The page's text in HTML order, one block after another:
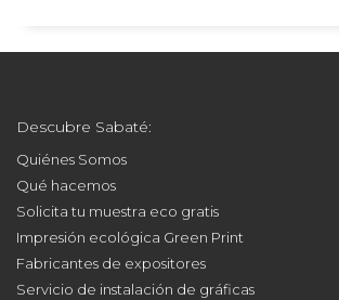
Descubre Sabaté:
Quiénes Somos
Qué hacemos
Solicita tu muestra eco gratis
Impresión ecológica Green Print
Fabricantes de expositores
Servicio de instalación de gráficas